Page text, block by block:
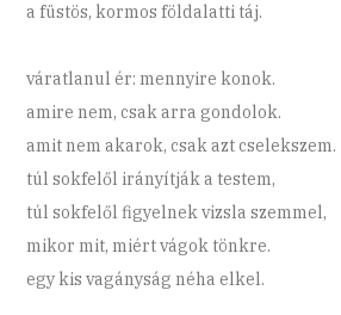
a füstös, kormos földalatti táj.
váratlanul ér: mennyire konok.
amire nem, csak arra gondolok.
amit nem akarok, csak azt cselekszem.
túl sokfelől irányítják a testem,
túl sokfelől figyelnek vizsla szemmel,
mikor mit, miért vágok tönkre.
egy kis vagányság néha elkel.